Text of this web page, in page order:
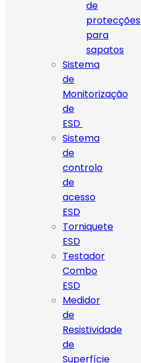
de
protecções
para
sapatos
Sistema
de
Monitorização
de
ESD
Sistema
de
controlo
de
acesso
ESD
Torniquete
ESD
Testador
Combo
ESD
Medidor
de
Resistividade
de
Superfície